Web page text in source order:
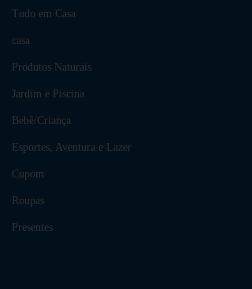
Tudo em Casa
casa
Produtos Naturais
Jardim e Piscina
Bebê/Criança
Esportes, Aventura e Lazer
Cupom
Roupas
Presentes